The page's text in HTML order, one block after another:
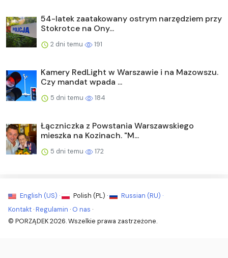
54-latek zaatakowany ostrym narzędziem przy
Stokrotce na Ony...
2 dni temu 191
Kamery RedLight w Warszawie i na Mazowszu.
Czy mandat wpada ...
5 dni temu 184
Łączniczka z Powstania Warszawskiego
mieszka na Kozinach. "M...
5 dni temu 172
English (US) · Polish (PL) ·
Russian (RU) ·
Kontakt ·Regulamin · O nas ·
© PORZĄDEK 2026. Wszelkie prawa zastrzeżone.